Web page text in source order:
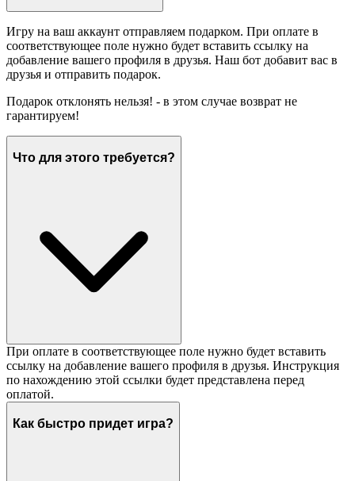
Игру на ваш аккаунт отправляем подарком. При оплате в
соответствующее поле нужно будет вставить ссылку на
добавление вашего профиля в друзья. Наш бот добавит вас в
друзья и отправить подарок.
Подарок отклонять нельзя! - в этом случае возврат не
гарантируем!
Что для этого требуется?
При оплате в соответствующее поле нужно будет вставить
ссылку на добавление вашего профиля в друзья. Инструкция
по нахождению этой ссылки будет представлена перед
оплатой.
Как быстро придет игра?